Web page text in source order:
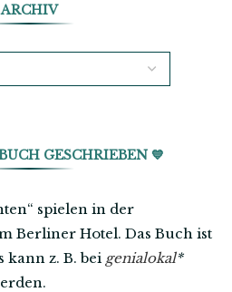
ARCHIV
GESCHRIEBEN 💙
spielen in der
Berliner Hotel. Das Buch ist
kann z. B. bei genialokal*